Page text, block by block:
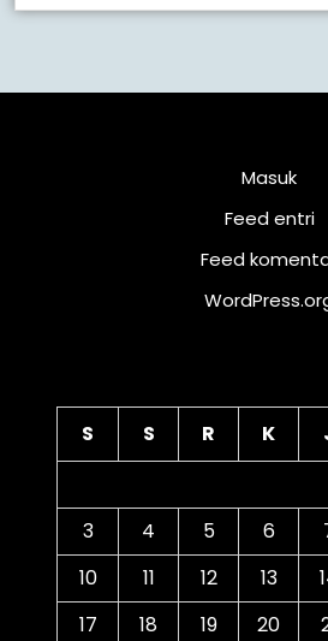
Masuk
Feed entri
Feed
S S R K
3
4 5 6
10
11 12 13
17
18 19 20